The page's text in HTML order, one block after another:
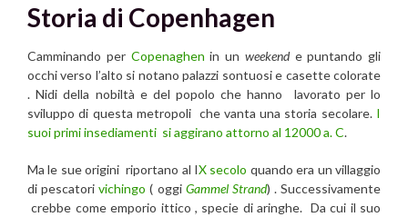
Storia di Copenhagen
Camminando per Copenaghen in un weekend e puntando gli
occhi verso l’alto si notano palazzi sontuosi e casette colorate
. Nidi della nobiltà e del popolo che hanno lavorato per lo
sviluppo di questa metropoli che vanta una storia secolare. I
suoi primi insediamenti si aggirano attorno al 12000 a. C.
Ma le sue origini riportano al IX secolo quando era un villaggio
di pescatorivichingo ( oggi Gammel Strand) . Successivamente
crebbe come emporio ittico , specie di aringhe. Da cui il suo